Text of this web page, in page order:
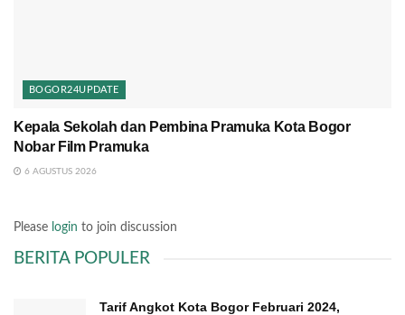
BOGOR24UPDATE
Kepala Sekolah dan Pembina Pramuka Kota Bogor
Nobar Film Pramuka
6 AGUSTUS 2026
Please login to join discussion
BERITA POPULER
Tarif Angkot Kota Bogor Februari 2024,